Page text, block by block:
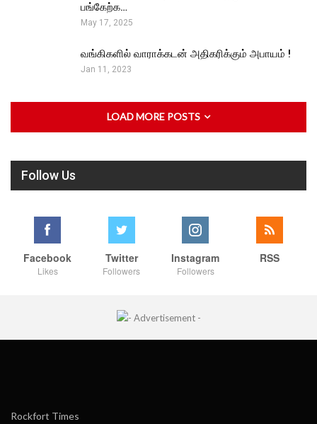
பங்கேற்க…
May 17, 2025
வங்கிகளில் வாராக்கடன் அதிகரிக்கும் அபாயம் !
Jan 11, 2023
LOAD MORE POSTS
Follow Us
Facebook
Likes
Twitter
Followers
Instagram
Followers
RSS
Rockfort Times